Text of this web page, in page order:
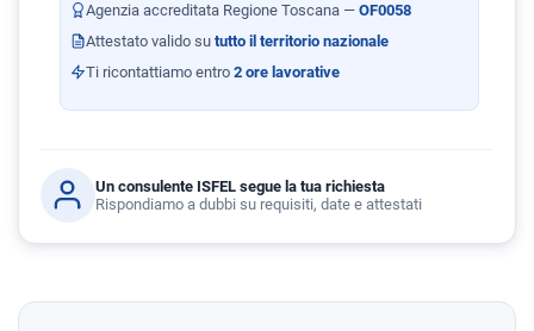
Agenzia accreditata Regione Toscana — OF0058
Attestato valido su tutto il territorio nazionale
Ti ricontattiamo entro 2 ore lavorative
Un consulente ISFEL segue la tua richiesta
Rispondiamo a dubbi su requisiti, date e attestati